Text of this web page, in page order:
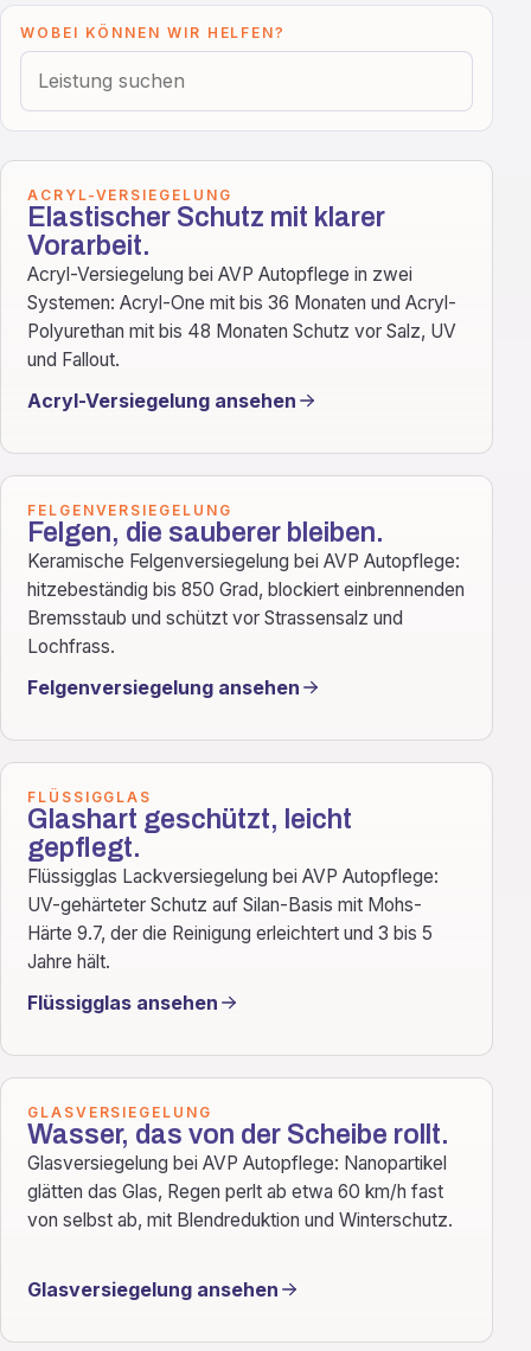
WOBEI KÖNNEN WIR HELFEN?
ACRYL-VERSIEGELUNG
Elastischer Schutz mit klarer
Vorarbeit.
Acryl-Versiegelung bei AVP Autopflege in zwei
Systemen: Acryl-One mit bis 36 Monaten und Acryl-
Polyurethan mit bis 48 Monaten Schutz vor Salz, UV
und Fallout.
Acryl-Versiegelung ansehen
FELGENVERSIEGELUNG
Felgen, die sauberer bleiben.
Keramische Felgenversiegelung bei AVP Autopflege:
hitzebeständig bis 850 Grad, blockiert einbrennenden
Bremsstaub und schützt vor Strassensalz und
Lochfrass.
Felgenversiegelung ansehen
FLÜSSIGGLAS
Glashart geschützt, leicht
gepflegt.
Flüssigglas Lackversiegelung bei AVP Autopflege:
UV-gehärteter Schutz auf Silan-Basis mit Mohs-
Härte 9.7, der die Reinigung erleichtert und 3 bis 5
Jahre hält.
Flüssigglas ansehen
GLASVERSIEGELUNG
Wasser, das von der Scheibe rollt.
Glasversiegelung bei AVP Autopflege: Nanopartikel
glätten das Glas, Regen perlt ab etwa 60 km/h fast
von selbst ab, mit Blendreduktion und Winterschutz.
Glasversiegelung ansehen